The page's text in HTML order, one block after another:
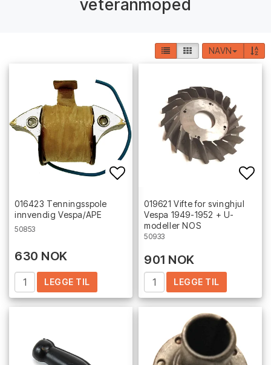
veteranmoped
NAVN
Add to list of favorites
016423 Tenningsspole
innvendig Vespa/APE
50853
630 NOK
LEGGE TIL
019621 Vifte for svinghjul
Vespa 1949-1952 + U-
modeller NOS
50933
901 NOK
LEGGE TIL